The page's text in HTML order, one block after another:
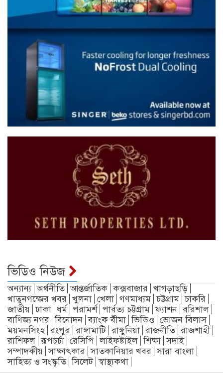
ভিডিও নিউজ
অন্যান্য অর্থনীতি আন্তর্জাতিক কক্সবাজার খাগড়াছড়ি
খাতুনগন্জের খবর খুলনা খেলা গণমাধ্যম চট্টগ্রাম চাকরি
জাতীয় ঢাকা ধর্ম পরামর্শ পার্বত্য চট্টগ্রাম ফ্যাশন বরিশাল
বাণিজ্য নগর বিনোদন ব্যাংক বীমা ভিডিও ভোজন বিলাস
ময়মনসিংহ রংপুর রাঙ্গামাটি রাঙ্গুনিয়া রাজনীতি রাজশাহী
রাশিফল রূপচর্চা রেসিপি লাইফষ্টাইল শিক্ষা সদাই
সম্পাদকীয় সাক্ষাৎকার সাতকানিয়ার খবর সারা বাংলা
সাহিত্য ও সংস্কৃতি সিলেট স্বাস্থ্যকথা